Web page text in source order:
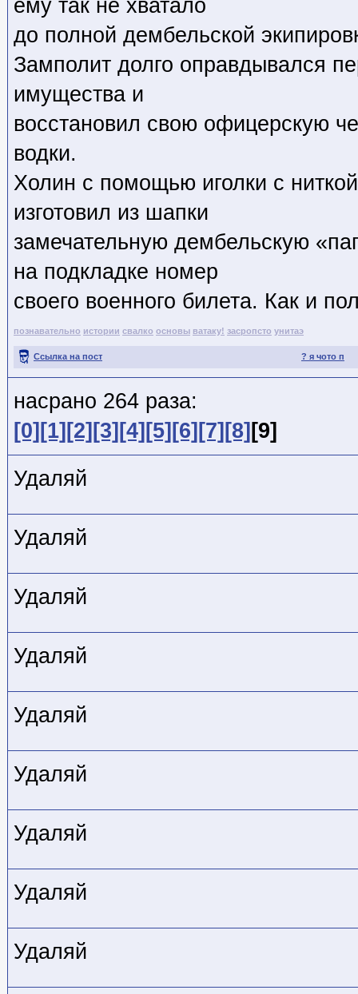
ему так не хватало
до полной дембельской
Замполит долго оправдывался
имущества и
восстановил свою офицерскую
водки.
Холин с помощью иголки с
изготовил из шапки
замечательную дембельскую
на подкладке номер
своего военного билета. Как и
познавательно истории свалко основы ватаку! засропсто унитаэ
? я чото п
Ссылка на пост
насрано 264 раза:
[0] [1] [2] [3] [4] [5] [6] [7] [8] [9]
Удаляй
Удаляй
Удаляй
Удаляй
Удаляй
Удаляй
Удаляй
Удаляй
Удаляй